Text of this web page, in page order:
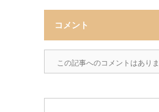
コメント
この記事へのコメントはありま